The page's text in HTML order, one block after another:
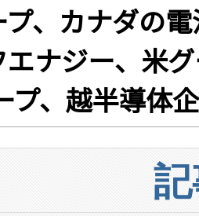
、カナダの
ナジー、米
プ、越半導体